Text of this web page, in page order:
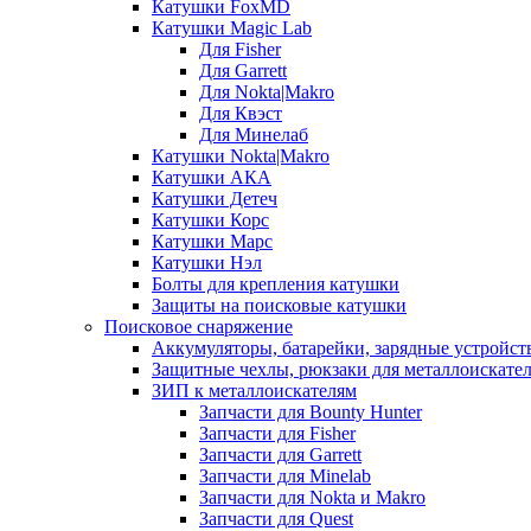
Катушки FoxMD
Катушки Magic Lab
Для Fisher
Для Garrett
Для Nokta|Makro
Для Квэст
Для Минелаб
Катушки Nokta|Makro
Катушки АКА
Катушки Детеч
Катушки Корс
Катушки Марс
Катушки Нэл
Болты для крепления катушки
Защиты на поисковые катушки
Поисковое снаряжение
Аккумуляторы, батарейки, зарядные
Защитные чехлы, рюкзаки для
ЗИП к металлоискателям
Запчасти для Bounty Hunter
Запчасти для Fisher
Запчасти для Garrett
Запчасти для Minelab
Запчасти для Nokta и Makro
Запчасти для Quest